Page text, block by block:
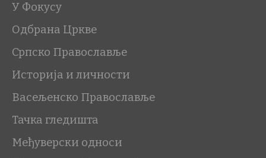
У Фокусу
Одбрана Цркве
Српско Православље
Историја и личности
Васељенско Православље
Тачка гледишта
Међуверски односи